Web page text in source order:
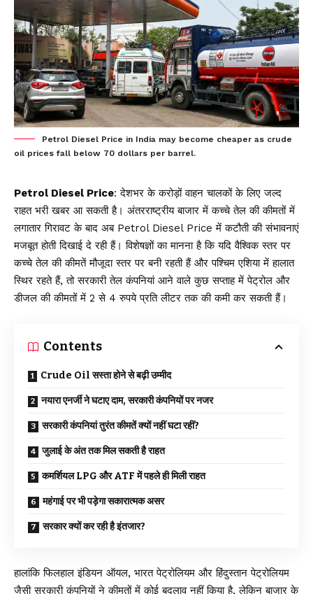
Petrol Diesel Price in India may become cheaper as crude
oil prices fall below 70 dollars per barrel.
Petrol Diesel Price: देशभर के करोड़ों वाहन चालकों के लिए जल्द
राहत भरी खबर आ सकती है। अंतरराष्ट्रीय बाजार में कच्चे तेल की कीमतों में
लगातार गिरावट के बाद अब Petrol Diesel Price में कटौती की संभावनाएं
मजबूत होती दिखाई दे रही हैं। विशेषज्ञों का मानना है कि यदि वैश्विक स्तर पर
कच्चे तेल की कीमतें मौजूदा स्तर पर बनी रहती हैं और पश्चिम एशिया में हालात
स्थिर रहते हैं, तो सरकारी तेल कंपनियां आने वाले कुछ सप्ताह में पेट्रोल और
डीजल की कीमतों में 2 से 4 रुपये प्रति लीटर तक की कमी कर सकती हैं।
Contents
Crude Oil सस्ता होने से बढ़ी उम्मीद
नयारा एनर्जी ने घटाए दाम, सरकारी कंपनियों पर नजर
सरकारी कंपनियां तुरंत कीमतें क्यों नहीं घटा रहीं?
जुलाई के अंत तक मिल सकती है राहत
कमर्शियल LPG और ATF में पहले ही मिली राहत
महंगाई पर भी पड़ेगा सकारात्मक असर
सरकार क्यों कर रही है इंतजार?
हालांकि फिलहाल इंडियन ऑयल, भारत पेट्रोलियम और हिंदुस्तान पेट्रोलियम
जैसी सरकारी कंपनियों ने कीमतों में कोई बदलाव नहीं किया है, लेकिन बाजार के